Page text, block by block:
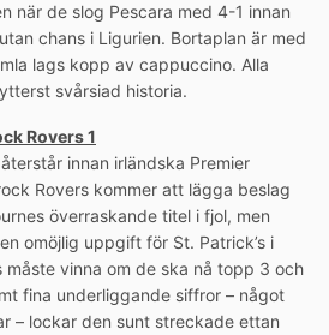
när de slog Pescara med 4-1 innan
chans i Ligurien. Bortaplan är med
lags kopp av cappuccino. Alla
svårsiad historia.
Rovers 1
innan irländska Premier
Rovers kommer att lägga beslag
överraskande titel i fjol, men
omöjlig uppgift för St. Patrick’s i
måste vinna om de ska nå topp 3 och
fina underliggande siffror – något
– lockar den sunt streckade ettan